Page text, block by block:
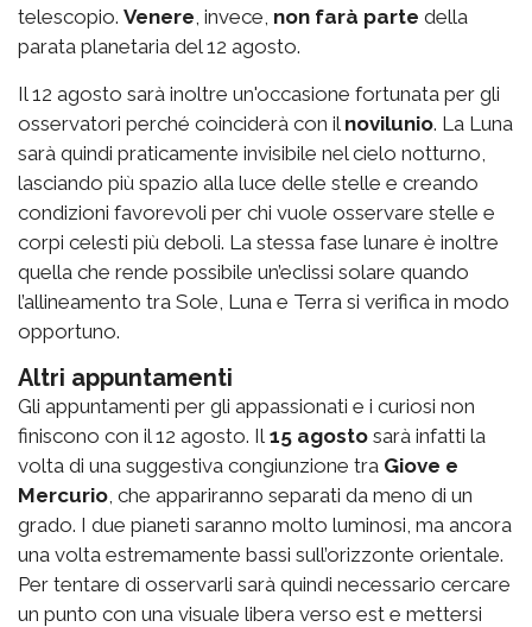
telescopio. Venere , invece, non farà parte della
parata planetaria del 12 agosto.
Il 12 agosto sarà inoltre un'occasione fortunata per gli
osservatori perché coinciderà con il novilunio. La Luna
sarà quindi praticamente invisibile nel cielo notturno,
lasciando più spazio alla luce delle stelle e creando
condizioni favorevoli per chi vuole osservare stelle e
corpi celesti più deboli. La stessa fase lunare è inoltre
quella che rende possibile un’eclissi solare quando
l’allineamento tra Sole, Luna e Terra si verifica in modo
opportuno.
Altri appuntamenti
Gli appuntamenti per gli appassionati e i curiosi non
finiscono con il 12 agosto. Il 15 agosto sarà infatti la
volta di una suggestiva congiunzione tra Giove e
Mercurio , che appariranno separati da meno di un
grado. I due pianeti saranno molto luminosi, ma ancora
una volta estremamente bassi sull’orizzonte orientale.
Per tentare di osservarli sarà quindi necessario cercare
un punto con una visuale libera verso est e mettersi